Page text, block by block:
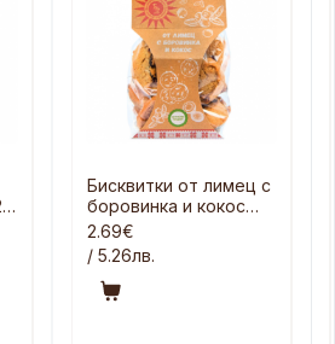
Бисквитки от лимец с
боровинка и кокос
120 гр
2.69€
/ 5.26лв.